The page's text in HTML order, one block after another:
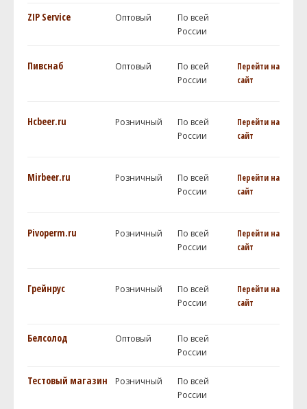
ZIP Service Оптовый
По всей
России
Пивснаб Оптовый
По всей
России
Перейти на
сайт
Hcbeer.ru Розничный
По всей
России
Перейти на
сайт
Mirbeer.ru Розничный
По всей
России
Перейти на
сайт
Pivoperm.ru Розничный
По всей
России
Перейти на
сайт
Грейнрус Розничный
По всей
России
Перейти на
сайт
Белсолод Оптовый
По всей
России
Тестовый магазин Розничный
По всей
России